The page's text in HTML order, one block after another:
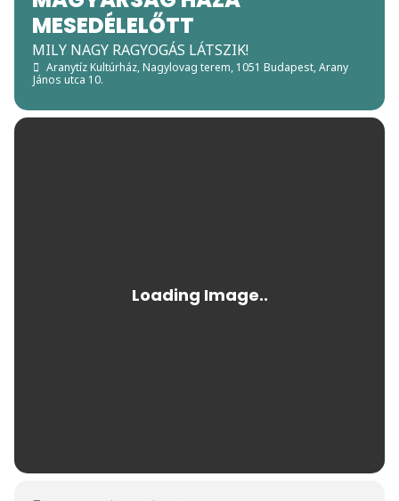
MESEDÉLELŐTT
MILY NAGY RAGYOGÁS LÁTSZIK!
Aranytíz Kultúrház, Nagylovag terem, 1051 Budapest, Arany
János utca 10.